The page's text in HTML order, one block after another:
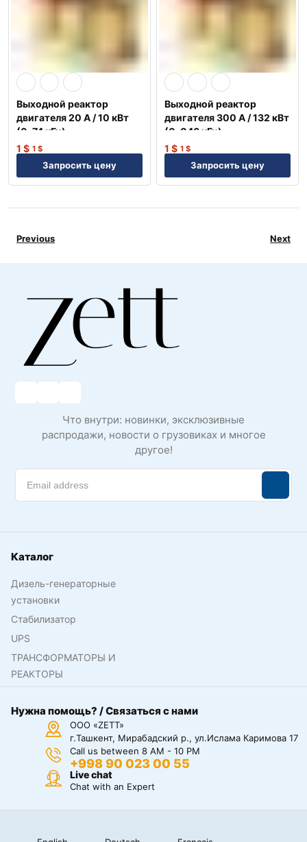
Выходной реактор
двигателя 20 А / 10 кВт
(0, 74 кГц) —
Оптимизация NEP
1 $ 1 $
Запросить цену
Выходной реактор
двигателя 300 А / 132 кВт
(0, 046 кГц) —
Оптимизация NEP
1 $ 1 $
Запросить цену
Previous Next
Что внутри: новинки, эксклюзивные
распродажи, новости о грузовиках и многое
другое!
Каталог
Дизель-генераторные
установки
Стабилизатор
UPS
ТРАНСФОРМАТОРЫ И
РЕАКТОРЫ
Нужна помощь? / Связаться с нами
ООО «ZETT»
г.Ташкент, Мирабадский р., ул.Ислама Каримова 17
Call us between 8 AM - 10 PM
+998 90 023 00 55
Live chat
Chat with an Expert